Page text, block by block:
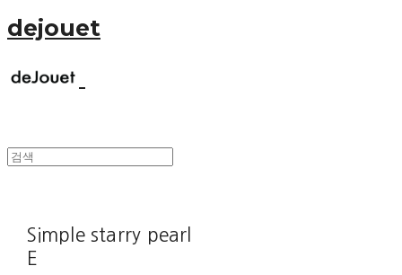
dejouet
Simple starry pearl
E